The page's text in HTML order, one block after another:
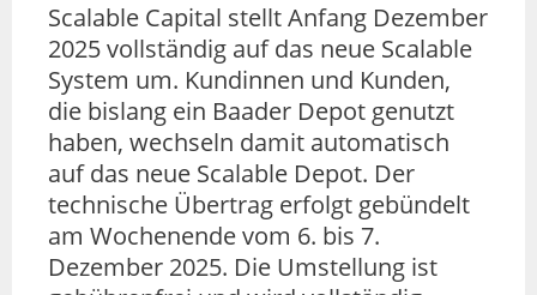
Scalable Capital stellt Anfang Dezember
2025 vollständig auf das neue Scalable
System um. Kundinnen und Kunden,
die bislang ein Baader Depot genutzt
haben, wechseln damit automatisch
auf das neue Scalable Depot. Der
technische Übertrag erfolgt gebündelt
am Wochenende vom 6. bis 7.
Dezember 2025. Die Umstellung ist